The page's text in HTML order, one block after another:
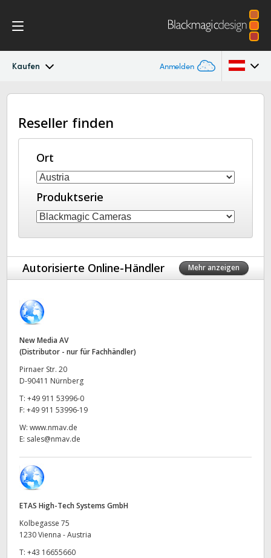
Kaufen Anmelden
Cinema Camera
Design
Zubehör
Blackmagic OS
Galerie
Australia
Austria
Brazil
Canada
Denmark
Finland
Germany
India
Italy
Japan
Reseller finden
Ort
Produktserie
Autorisierte Online-Händler Mehr anzeigen
New Media AV
(Distributor - nur für Fachhändler)
Pirnaer Str. 20
D-90411 Nürnberg
T: +49 911 53996-0
F: +49 911 53996-19
W: www.nmav.de
E: sales@nmav.de
ETAS High-Tech Systems GmbH
Kolbegasse 75
1230 Vienna - Austria
T: +43 16655660